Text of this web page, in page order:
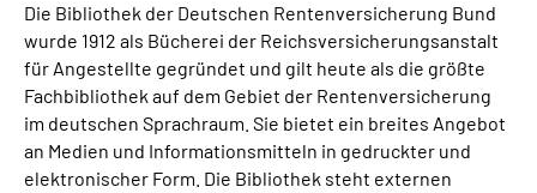
Mein Kundenportal
Die Bibliothek der Deutschen Rentenversicherung Bund
wurde 1912 als Bücherei der Reichsversicherungsanstalt
für Angestellte gegründet und gilt heute als die größte
Fachbibliothek auf dem Gebiet der Rentenversicherung
im deutschen Sprachraum. Sie bietet ein breites Angebot
an Medien und Informationsmitteln in gedruckter und
elektronischer Form. Die Bibliothek steht externen